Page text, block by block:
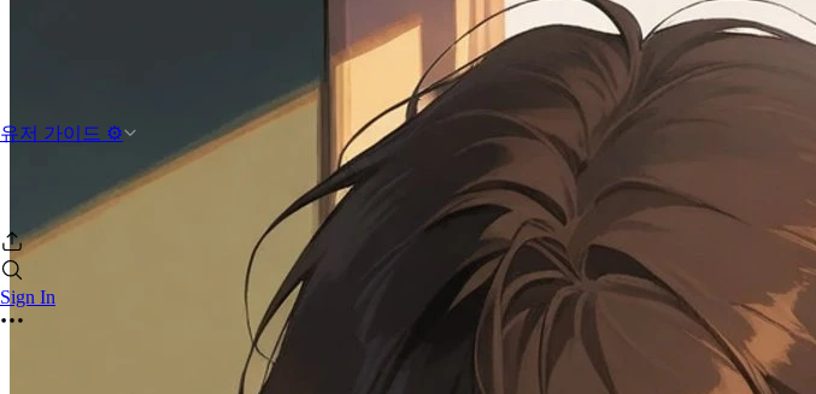
유저 가이드 ⚙️
Sign In